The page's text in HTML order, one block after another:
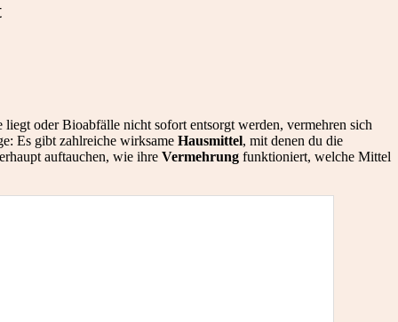
oder Bioabfälle nicht sofort entsorgt werden, vermehren sich
Es gibt zahlreiche wirksame Hausmittel, mit denen du die
auftauchen, wie ihre Vermehrung funktioniert, welche Mittel